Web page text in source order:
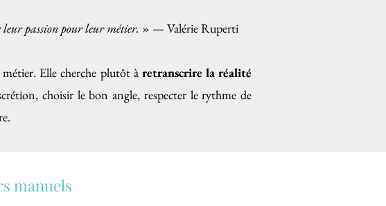
passion pour leur métier. » — Valérie Ruperti
Elle cherche plutôt à retranscrire la réalité
choisir le bon angle, respecter le rythme de
manuels